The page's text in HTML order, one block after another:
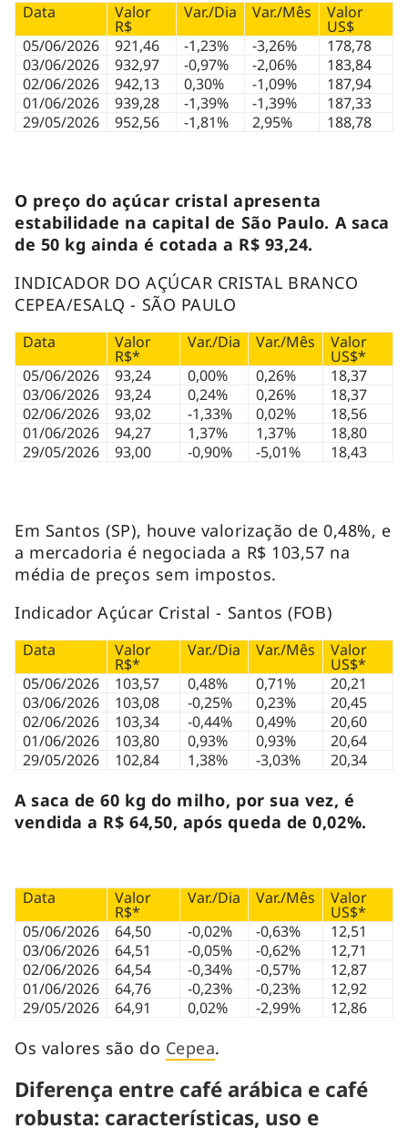
Data Valor
R$
Var./Dia Var./Mês Valor
US$
05/06/2026
921,46 -1,23% -3,26%
178,78
03/06/2026
932,97 -0,97% -2,06%
183,84
02/06/2026
942,13 0,30% -1,09%
187,94
01/06/2026
939,28 -1,39% -1,39%
187,33
29/05/2026
952,56 -1,81% 2,95% 188,78
O preço do açúcar cristal apresenta
estabilidade na capital de São Paulo. A saca
de 50 kg ainda é cotada a R$ 93,24.
INDICADOR DO AÇÚCAR CRISTAL BRANCO
CEPEA/ESALQ - SÃO PAULO
Data Valor
R$*
Var./Dia Var./Mês Valor
US$*
05/06/2026
93,24 0,00% 0,26%
18,37
03/06/2026
93,24 0,24% 0,26%
18,37
02/06/2026
93,02 -1,33% 0,02%
18,56
01/06/2026
94,27 1,37% 1,37%
18,80
29/05/2026
93,00 -0,90% -5,01% 18,43
Em Santos (SP), houve valorização de 0,48%, e
a mercadoria é negociada a R$ 103,57 na
média de preços sem impostos.
Indicador Açúcar Cristal - Santos (FOB)
Data Valor
R$*
Var./Dia Var./Mês Valor
US$*
05/06/2026
103,57 0,48% 0,71%
20,21
03/06/2026
103,08 -0,25% 0,23%
20,45
02/06/2026
103,34 -0,44% 0,49%
20,60
01/06/2026
103,80 0,93% 0,93%
20,64
29/05/2026
102,84 1,38% -3,03% 20,34
A saca de 60 kg do milho, por sua vez, é
vendida a R$ 64,50, após queda de 0,02%.
Data Valor
R$*
Var./Dia Var./Mês Valor
US$*
05/06/2026
64,50 -0,02% -0,63%
12,51
03/06/2026
64,51 -0,05% -0,62%
12,71
02/06/2026
64,54 -0,34% -0,57%
12,87
01/06/2026
64,76 -0,23% -0,23%
12,92
29/05/2026
64,91 0,02% -2,99% 12,86
Os valores são do Cepea.
Diferença entre café arábica e café
robusta: características, uso e